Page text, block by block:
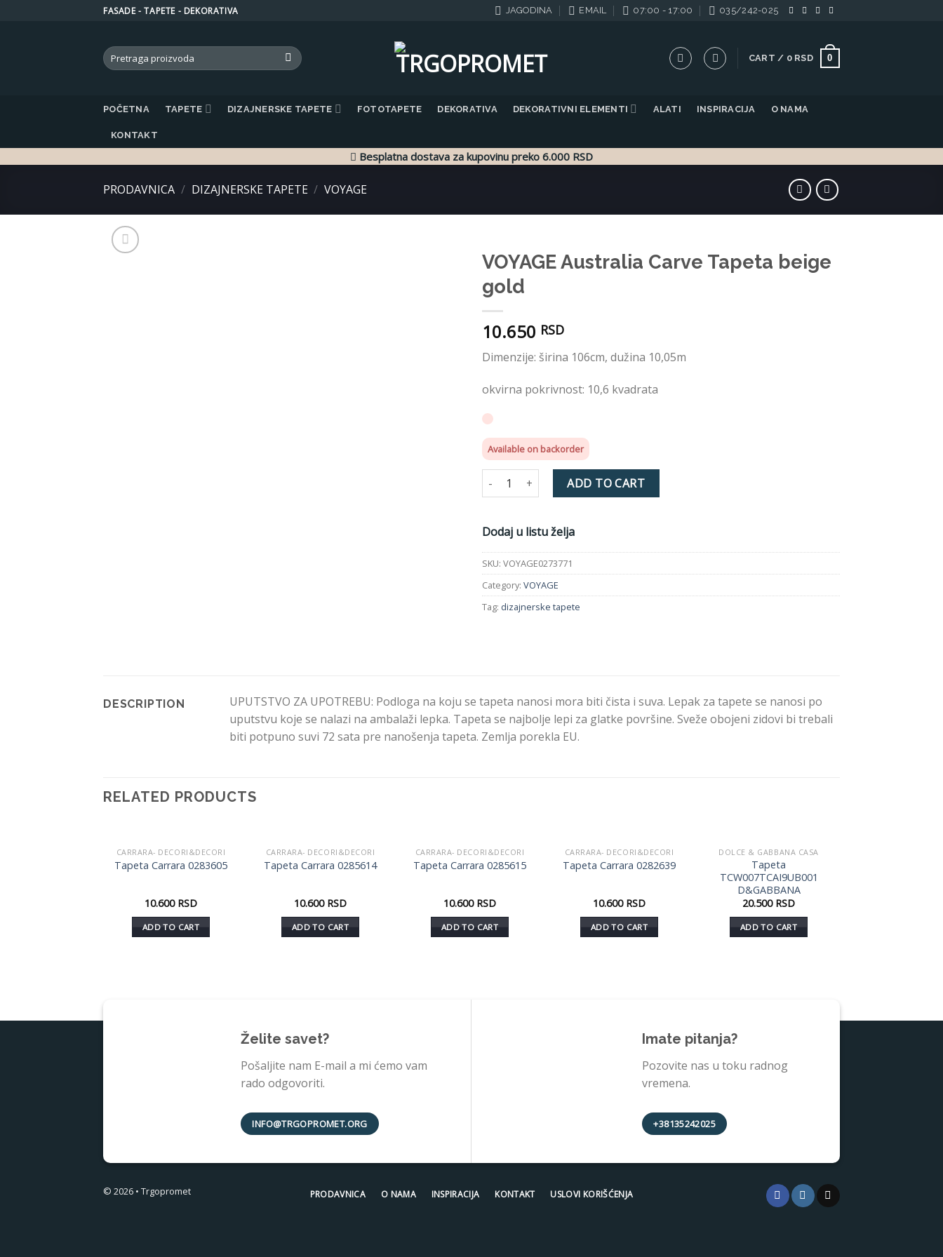
FASADE - TAPETE - DEKORATIVA JAGODINA EMAIL 07:00 - 17:00 035/242-025
Search
for:
CART / 0 RSD 0
POČETNA TAPETE DIZAJNERSKE TAPETE FOTOTAPETE DEKORATIVA DEKORATIVNI ELEMENTI ALATI INSPIRACIJA O NAMA
KONTAKT
Besplatna dostava za kupovinu preko 6.000 RSD
PRODAVNICA / DIZAJNERSKE TAPETE / VOYAGE
VOYAGE Australia Carve Tapeta beige
gold
10.650 RSD
Dimenzije: širina 106cm, dužina 10,05m
okvirna pokrivnost: 10,6 kvadrata
Available on backorder
VOYAGE Australia Carve Tapeta beige gold quantity
ADD TO CART
Dodaj u listu želja
SKU: VOYAGE0273771
Category: VOYAGE
Tag: dizajnerske tapete
DESCRIPTION
UPUTSTVO ZA UPOTREBU: Podloga na koju se tapeta nanosi mora biti čista i suva. Lepak za tapete se nanosi po
uputstvu koje se nalazi na ambalaži lepka. Tapeta se najbolje lepi za glatke površine. Sveže obojeni zidovi bi trebali
biti potpuno suvi 72 sata pre nanošenja tapeta. Zemlja porekla EU.
RELATED PRODUCTS
Dodaj
u listu
CARRARA- DECORI&DECORI
Tapeta Carrara 0283605
10.600 RSD
ADD TO CART
Dodaj
u listu
CARRARA- DECORI&DECORI
Tapeta Carrara 0285614
10.600 RSD
ADD TO CART
Dodaj
u listu
CARRARA- DECORI&DECORI
Tapeta Carrara 0285615
10.600 RSD
ADD TO CART
Dodaj
u listu
CARRARA- DECORI&DECORI
Tapeta Carrara 0282639
10.600 RSD
ADD TO CART
želja
DOLCE & GABBANA CASA
Tapeta
TCW007TCAI9UB001
D&GABBANA
20.500 RSD
ADD TO CART
Želite savet?
Pošaljite nam E-mail a mi ćemo vam
rado odgovoriti.
INFO@TRGOPROMET.ORG
Imate pitanja?
Pozovite nas u toku radnog
vremena.
+38135242025
© 2026 • Trgopromet PRODAVNICA O NAMA INSPIRACIJA KONTAKT USLOVI KORIŠĆENJA